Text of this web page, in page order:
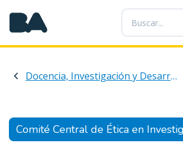
P
a
s
a
a
o
n
Docencia, Investigación y Desarrollo Profesional
Comité Central de Ética en